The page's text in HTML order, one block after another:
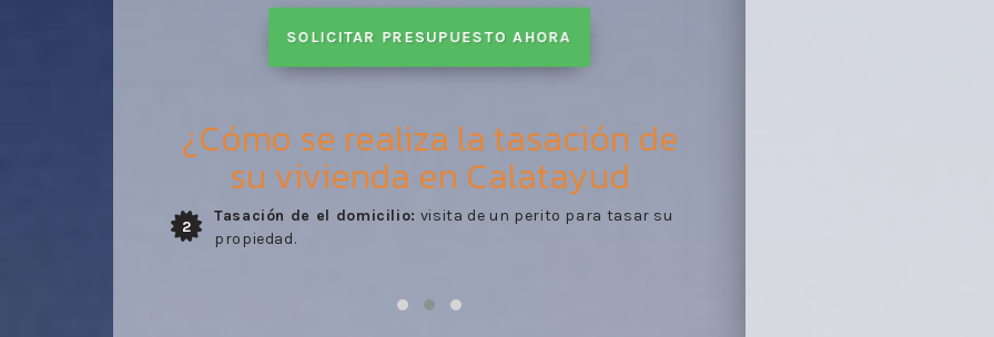
SOLICITAR PRESUPUESTO AHORA
¿Cómo se realiza la tasación de
su vivienda en Calatayud
3
Entrega del informe:recibo del informe de tasación
realizado por nuestros trabajadores conforme a lo